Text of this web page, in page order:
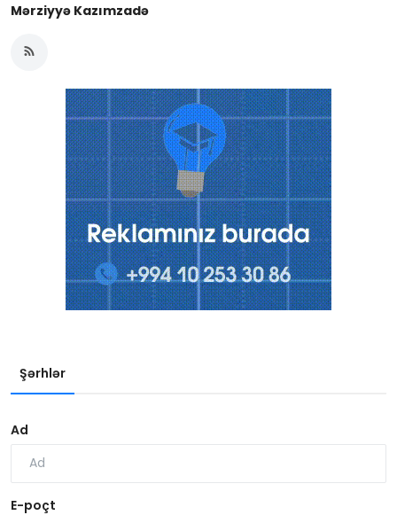
Mərziyyə Kazımzadə
Şərhlər
Ad
E-poçt